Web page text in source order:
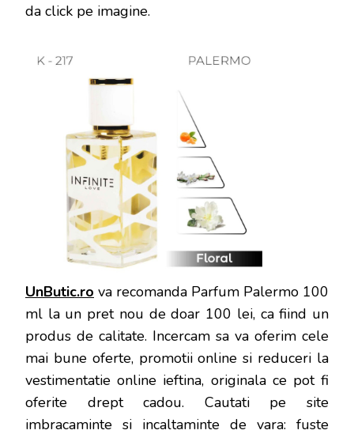
da click pe imagine.
UnButic.ro va recomanda Parfum Palermo 100
ml la un pret nou de doar 100 lei, ca fiind un
produs de calitate. Incercam sa va oferim cele
mai bune oferte, promotii online si reduceri la
vestimentatie online ieftina, originala ce pot fi
oferite drept cadou. Cautati pe site
imbracaminte si incaltaminte de vara: fuste